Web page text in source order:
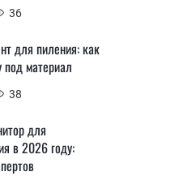
36
38
для пиления: как
под материал
для
в 2026 году: